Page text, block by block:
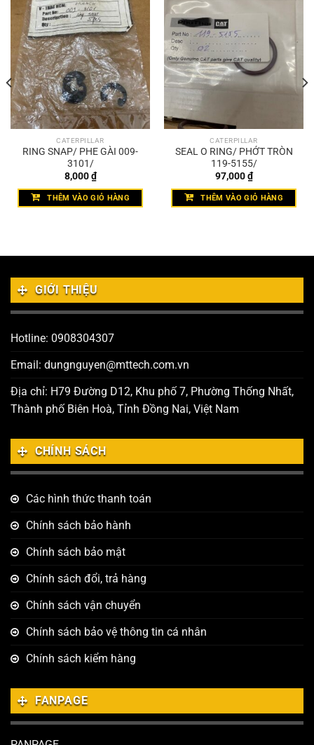
CATERPILLAR
RING SNAP/ PHE GÀI 009-
3101/
8,000₫
THÊM VÀO GIỎ HÀNG
CATERPILLAR
SEAL O RING/ PHỚT TRÒN
119-5155/
97,000₫
THÊM VÀO GIỎ HÀNG
GIỚI THIỆU
Hotline: 0908304307
Email: dungnguyen@mttech.com.vn
Địa chỉ: H79 Đường D12, Khu phố 7, Phường Thống Nhất,
Thành phố Biên Hoà, Tỉnh Đồng Nai, Việt Nam
CHÍNH SÁCH
Các hình thức thanh toán
Chính sách bảo hành
Chính sách bảo mật
Chính sách đổi, trả hàng
Chính sách vận chuyển
Chính sách bảo vệ thông tin cá nhân
Chính sách kiểm hàng
FANPAGE